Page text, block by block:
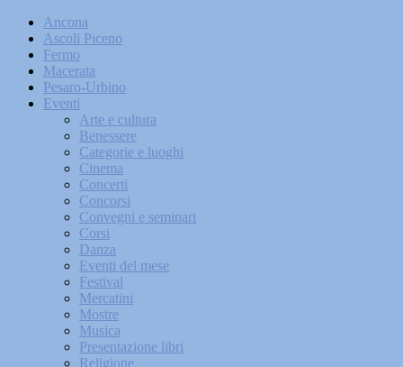
Ancona
Ascoli Piceno
Fermo
Macerata
Pesaro-Urbino
Eventi
Arte e cultura
Benessere
Categorie e luoghi
Cinema
Concerti
Concorsi
Convegni e seminari
Corsi
Danza
Eventi del mese
Festival
Mercatini
Mostre
Musica
Presentazione libri
Religione